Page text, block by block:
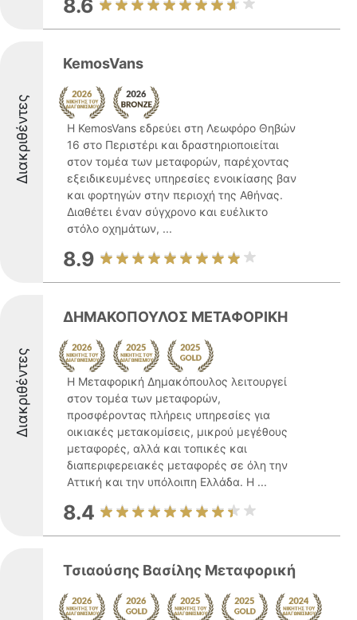
8.6
Διακριθέντες
KemosVans
Η KemosVans εδρεύει στη Λεωφόρο Θηβών
16 στο Περιστέρι και δραστηριοποιείται
στον τομέα των μεταφορών, παρέχοντας
εξειδικευμένες υπηρεσίες ενοικίασης βαν
και φορτηγών στην περιοχή της Αθήνας.
Διαθέτει έναν σύγχρονο και ευέλικτο
στόλο οχημάτων, ...
8.9
Διακριθέντες
ΔΗΜΑΚΟΠΟΥΛΟΣ ΜΕΤΑΦΟΡΙΚΗ
Η Μεταφορική Δημακόπουλος λειτουργεί
στον τομέα των μεταφορών,
προσφέροντας πλήρεις υπηρεσίες για
οικιακές μετακομίσεις, μικρού μεγέθους
μεταφορές, αλλά και τοπικές και
διαπεριφερειακές μεταφορές σε όλη την
Αττική και την υπόλοιπη Ελλάδα. Η ...
8.4
Τσιαούσης Βασίλης Μεταφορική